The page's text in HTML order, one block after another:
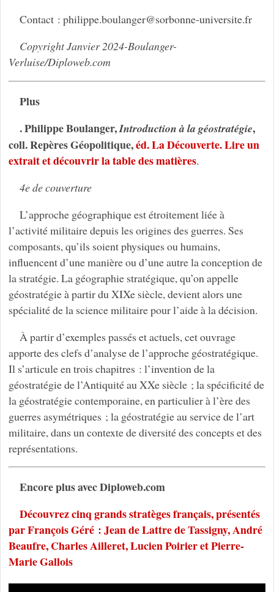
Contact : philippe.boulanger@sorbonne-universite.fr
Copyright Janvier 2024-Boulanger-
Verluise/Diploweb.com
Plus
. Philippe Boulanger,Introduction à la géostratégie,
coll. Repères Géopolitique,éd. La Découverte. Lire un
extrait et découvrir la table des matières.
4e de couverture
L’approche géographique est étroitement liée à
l’activité militaire depuis les origines des guerres. Ses
composants, qu’ils soient physiques ou humains,
influencent d’une manière ou d’une autre la conception de
la stratégie. La géographie stratégique, qu’on appelle
géostratégie à partir du XIXe siècle, devient alors une
spécialité de la science militaire pour l’aide à la décision.
À partir d’exemples passés et actuels, cet ouvrage
apporte des clefs d’analyse de l’approche géostratégique.
Il s’articule en trois chapitres : l’invention de la
géostratégie de l’Antiquité au XXe siècle ; la spécificité de
la géostratégie contemporaine, en particulier à l’ère des
guerres asymétriques ; la géostratégie au service de l’art
militaire, dans un contexte de diversité des concepts et des
représentations.
Encore plus avec Diploweb.com
Découvrez cinq grands stratèges français, présentés
par François Géré : Jean de Lattre de Tassigny, André
Beaufre, Charles Ailleret, Lucien Poirier et Pierre-
Marie Gallois